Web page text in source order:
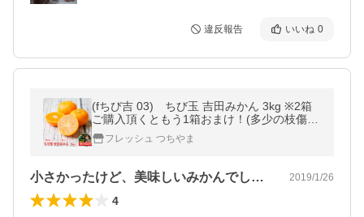
違反報告 いいね 0
(fちび吉 03) ちび玉 吉田みかん 3kg ※2箱
ご購入頂くともう1箱おまけ！(多少の枝傷・
葉傷・黒点有り)(家庭用・3S〜2Sサイズ込
み)(送料無料)
フレッシュ つちやま
小さかったけど、美味しいみかんでした。… 2019/1/26
4